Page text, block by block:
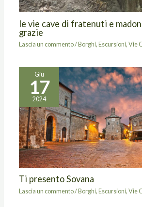
le vie cave di fratenuti e
grazie
Lascia un commento/Borghi,Escursioni,Vie
Giu
17
2024
Ti presento Sovana
Lascia un commento/Borghi,Escursioni,Vie